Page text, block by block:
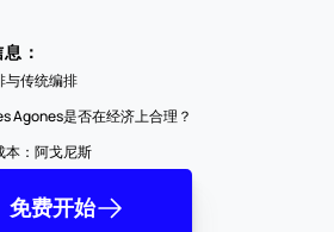
：
与传统编排
Agones是否在经济上合理？
本：阿戈尼斯
免费开始